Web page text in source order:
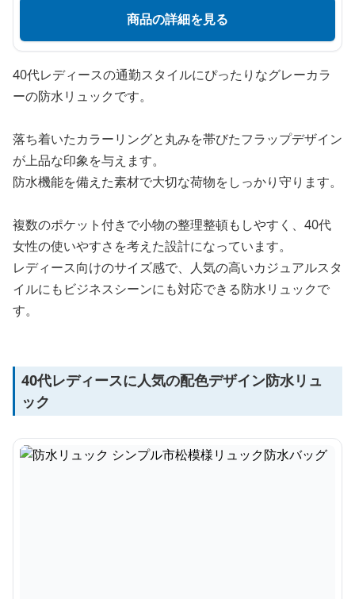
商品の詳細を見る
40代レディースの通勤スタイルにぴったりなグレーカラ
ーの防水リュックです。
落ち着いたカラーリングと丸みを帯びたフラップデザイン
が上品な印象を与えます。
防水機能を備えた素材で大切な荷物をしっかり守ります。
複数のポケット付きで小物の整理整頓もしやすく、40代
女性の使いやすさを考えた設計になっています。
レディース向けのサイズ感で、人気の高いカジュアルスタ
イルにもビジネスシーンにも対応できる防水リュックで
す。
40代レディースに人気の配色デザイン防水リュ
ック